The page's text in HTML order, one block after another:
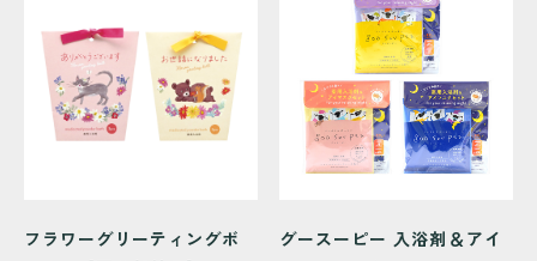
フラワーグリーティングボ
グースーピー 入浴剤＆アイ